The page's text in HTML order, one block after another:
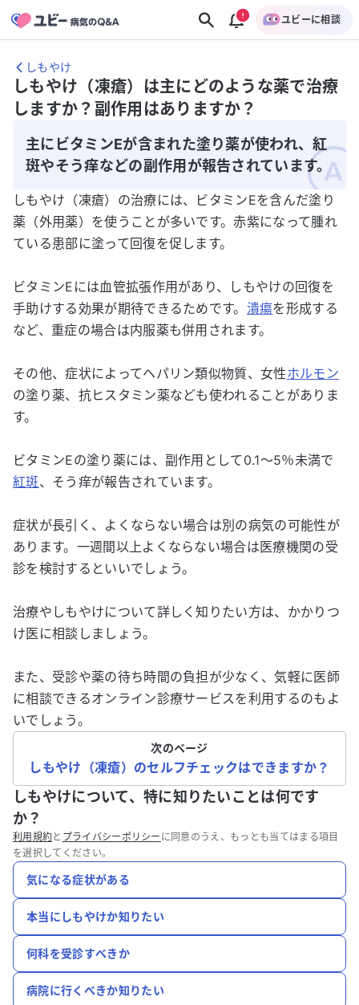
ユビーに相談
しもやけ
しもやけ（凍瘡）は主にどのような薬で治療
しますか？副作用はありますか？
主にビタミンEが含まれた塗り薬が使われ、紅
斑やそう痒などの副作用が報告されています。
しもやけ（凍瘡）の治療には、ビタミンEを含んだ塗り
薬（外用薬）を使うことが多いです。赤紫になって腫れ
ている患部に塗って回復を促します。
ビタミンEには血管拡張作用があり、しもやけの回復を
手助けする効果が期待できるためです。 潰瘍を形成する
など、重症の場合は内服薬も併用されます。
その他、症状によってヘパリン類似物質、女性ホルモン
の塗り薬、抗ヒスタミン薬なども使われることがありま
す。
ビタミンEの塗り薬には、副作用として0.1～5％未満で
紅斑、そう痒が報告されています。
症状が長引く、よくならない場合は別の病気の可能性が
あります。一週間以上よくならない場合は医療機関の受
診を検討するといいでしょう。
治療やしもやけについて詳しく知りたい方は、かかりつ
け医に相談しましょう。
また、受診や薬の待ち時間の負担が少なく、気軽に医師
に相談できるオンライン診療サービスを利用するのもよ
いでしょう。
次のページ
しもやけ（凍瘡）のセルフチェックはできますか？
しもやけについて、特に知りたいことは何です
か？
利用規約と プライバシーポリシー に同意のうえ、もっとも当てはまる項目
を選択してください。
気になる症状がある
本当にしもやけか知りたい
何科を受診すべきか
病院に行くべきか知りたい